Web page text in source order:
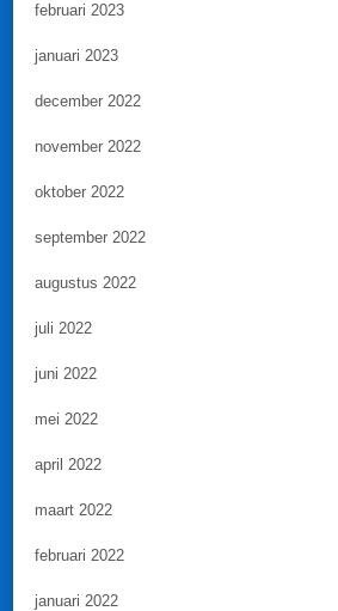
februari 2023
januari 2023
december 2022
november 2022
oktober 2022
september 2022
augustus 2022
juli 2022
juni 2022
mei 2022
april 2022
maart 2022
februari 2022
januari 2022